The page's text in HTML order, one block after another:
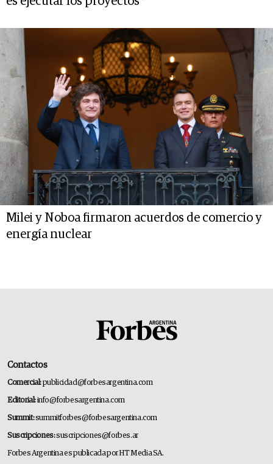
Milei y Noboa firmaron acuerdos de comercio y
energía nuclear
Contactos
Comercial:publicidad@forbesargentina.com
Editorial:info@forbesargentina.com
Summit:summitforbes@forbesargentina.com
Suscripciones:suscripciones@forbes.ar
Forbes Argentina es publicada por HT Media SA.